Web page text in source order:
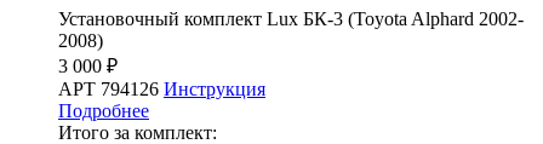
Установочный комплект Lux БК-3 (Toyota Alphard 2002-
2008)
3 000 ₽
АРТ 794126 Инструкция
Подробнее
Итого за комплект: